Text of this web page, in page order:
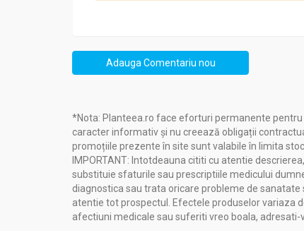
Adauga Comentariu nou
*Nota: Planteea.ro face eforturi permanente
caracter informativ și nu creează obligații
promoțiile prezente în site sunt valabile în limita
IMPORTANT: Intotdeauna cititi cu atentie
substituie sfaturile sau prescriptiile medicului
diagnostica sau trata oricare probleme de
atentie tot prospectul. Efectele produselor variaza
afectiuni medicale sau suferiti vreo boala,